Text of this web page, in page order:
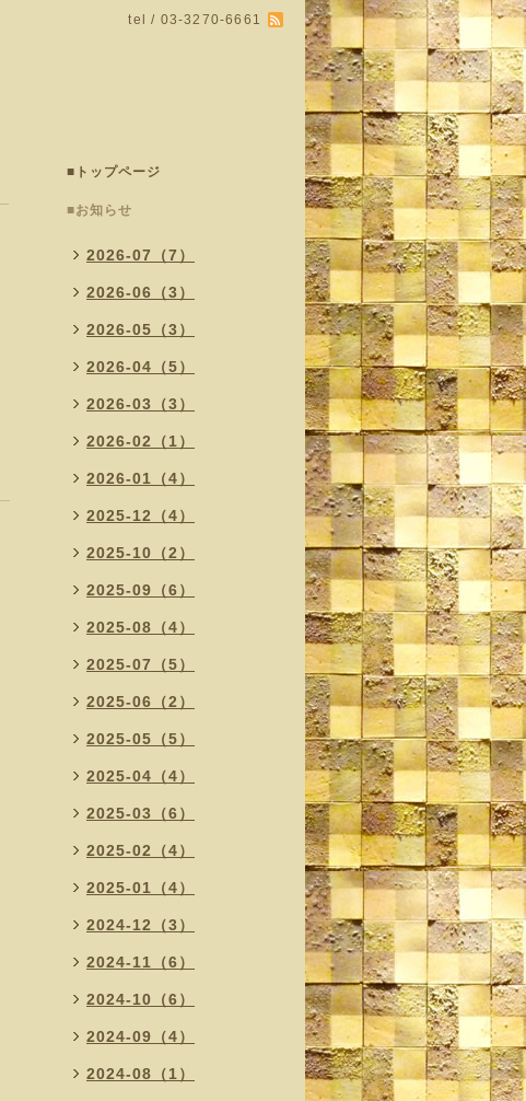
tel / 03-3270-6661
■トップページ
■お知らせ
2026-07（7）
2026-06（3）
2026-05（3）
2026-04（5）
2026-03（3）
2026-02（1）
2026-01（4）
2025-12（4）
2025-10（2）
2025-09（6）
2025-08（4）
2025-07（5）
2025-06（2）
2025-05（5）
2025-04（4）
2025-03（6）
2025-02（4）
2025-01（4）
2024-12（3）
2024-11（6）
2024-10（6）
2024-09（4）
2024-08（1）